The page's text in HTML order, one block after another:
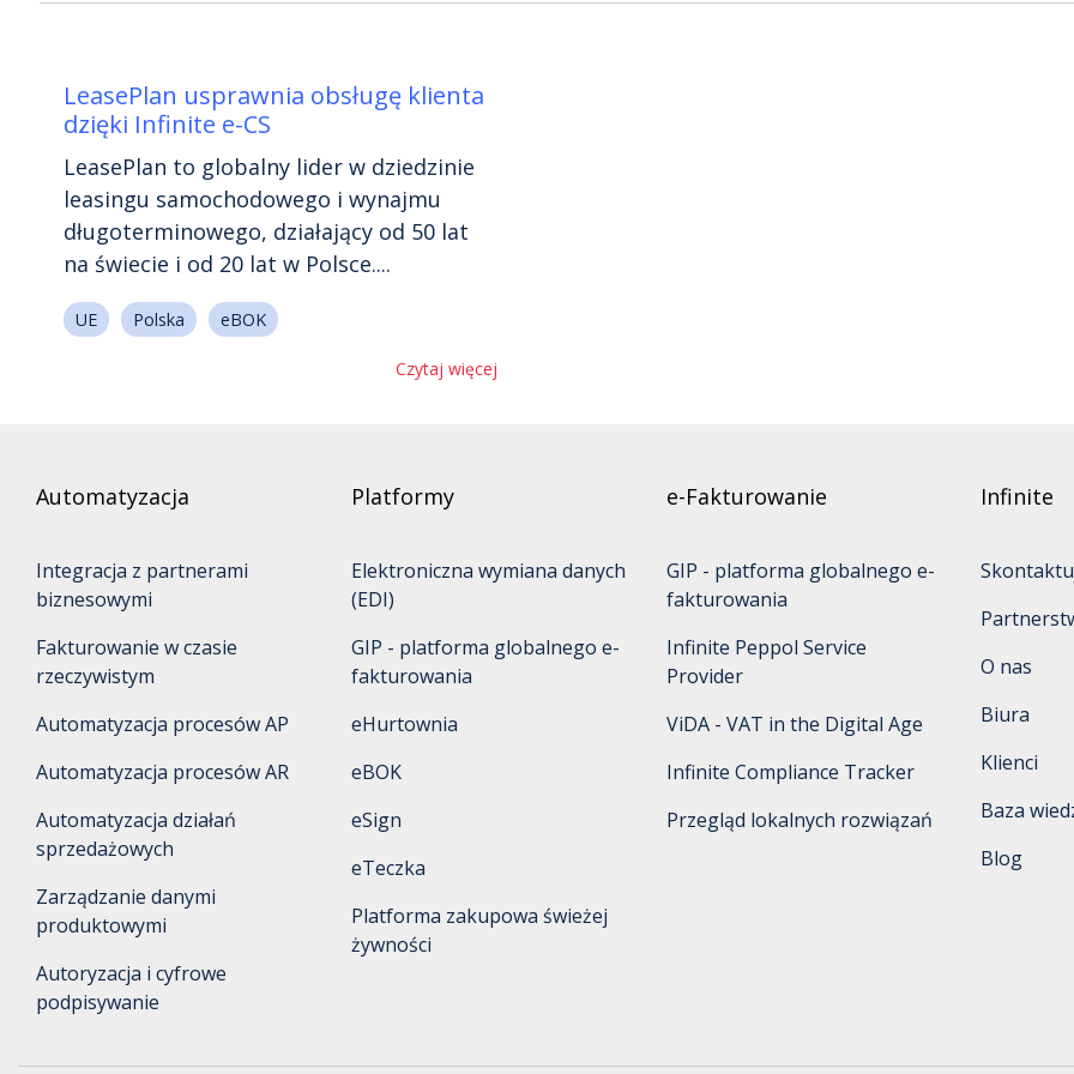
LeasePlan usprawnia obsługę klienta
dzięki Infinite e-CS
LeasePlan to globalny lider w dziedzinie
leasingu samochodowego i wynajmu
długoterminowego, działający od 50 lat
na świecie i od 20 lat w Polsce....
UE Polska eBOK
Czytaj więcej
Automatyzacja
Integracja z partnerami
biznesowymi
Fakturowanie w czasie
rzeczywistym
Automatyzacja procesów AP
Automatyzacja procesów AR
Automatyzacja działań
sprzedażowych
Zarządzanie danymi
produktowymi
Autoryzacja i cyfrowe
podpisywanie
Platformy
Elektroniczna wymiana danych
(EDI)
GIP - platforma globalnego e-
fakturowania
eHurtownia
eBOK
eSign
eTeczka
Platforma zakupowa świeżej
żywności
e-Fakturowanie
GIP - platforma globalnego e-
fakturowania
Infinite Peppol Service
Provider
ViDA - VAT in the Digital Age
Infinite Compliance Tracker
Przegląd lokalnych rozwiązań
Infinite
O nas
Biura
Klienci
Baza
Blog